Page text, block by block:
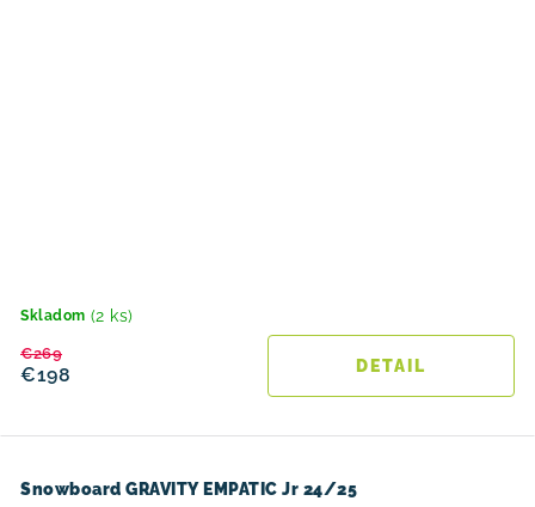
Skladom (2 ks)
€198
€269
DETAIL
Snowboard GRAVITY EMPATIC Jr 24/25